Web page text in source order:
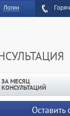
Логин
ЗА МЕСЯЦ
КОНСУЛЬТАЦИЙ